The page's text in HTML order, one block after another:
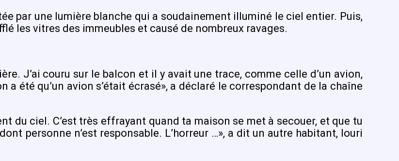
par une lumière blanche qui a soudainement illuminé le ciel entier. Puis,
les vitres des immeubles et causé de nombreux ravages.
J’ai couru sur le balcon et il y avait une trace, comme celle d’un avion,
été qu’un avion s’était écrasé», a déclaré le correspondant de la chaîne
du ciel. C’est très effrayant quand ta maison se met à secouer, et que tu
personne n’est responsable. L’horreur …», a dit un autre habitant, Iouri